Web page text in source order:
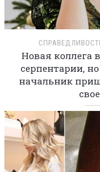
Новая коллега
серпентарии,
начальник